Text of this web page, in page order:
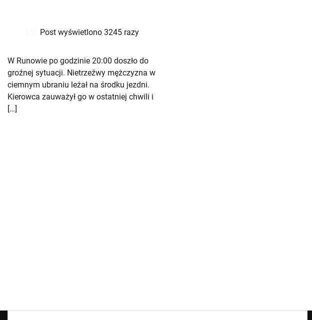
Post wyświetlono 3245 razy
W Runowie po godzinie 20:00 doszło do
groźnej sytuacji. Nietrzeźwy mężczyzna w
ciemnym ubraniu leżał na środku jezdni.
Kierowca zauważył go w ostatniej chwili i
[…]